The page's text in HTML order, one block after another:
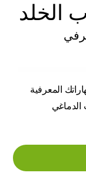
الخلد
المعرفية
الدماغي